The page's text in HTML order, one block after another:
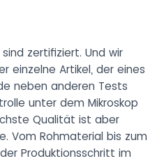
zertifiziert. Und wir
einzelne Artikel, der eines
neben anderen Tests
unter dem Mikroskop
Qualität ist aber
Vom Rohmaterial bis zum
Produktionsschritt im